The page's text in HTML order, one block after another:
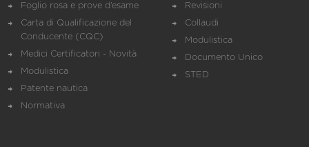
Foglio rosa e prove d’esame
Carta di Qualificazione del
Conducente (CQC)
Medici Certificatori - Novità
Modulistica
Patente nautica
Normativa
Revisioni
Collaudi
Modulistica
Documento Unico
STED